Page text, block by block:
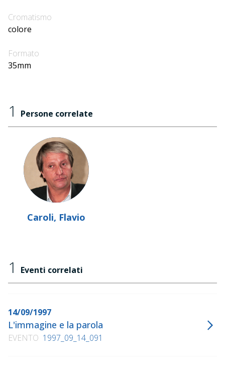
Cromatismo
colore
Formato
35mm
1 Persone correlate
Caroli, Flavio
1 Eventi correlati
14/09/1997
L'immagine e la parola
EVENTO 1997_09_14_091